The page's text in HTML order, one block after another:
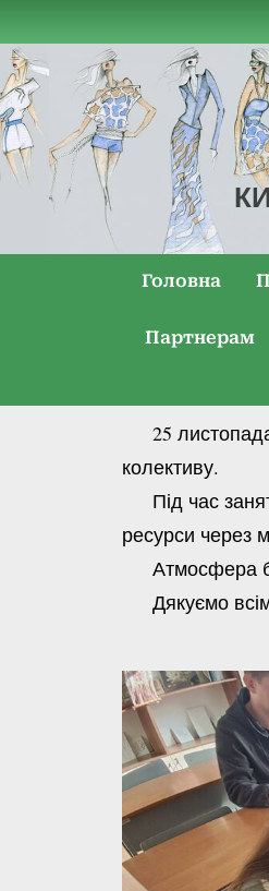
Головна
Партнерам
25 листопада
колективу.
Під час
ресурси через
Атмосфера
Дякуємо всім